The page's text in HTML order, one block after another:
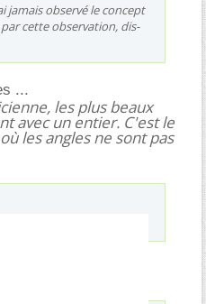
jamais observé le concept
cette observation, dis-
...
les plus beaux
avec un entier. C'est le
les angles ne sont pas
?